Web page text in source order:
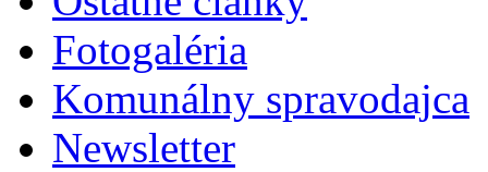
Fotogaléria
Komunálny spravodajca
Newsletter